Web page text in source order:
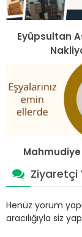
Eyüpsultan
Ziyaretçi
Henüz yorum
aracılığıyla siz